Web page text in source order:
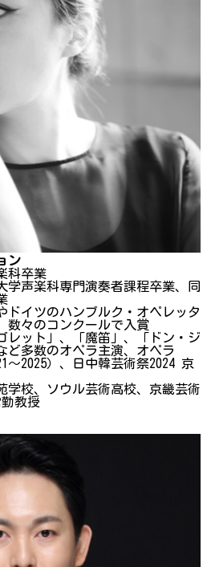
ン
科卒業
学声楽科専門演奏者課程卒業、同
ドイツのハンブルク・オペレッタ
数々のコンクールで入賞
レット」、「魔笛」、「ドン・ジ
ど多数のオペラ主演、オペラ
～2025）、日中韓芸術祭2024 京
学校、ソウル芸術高校、京畿芸術
教授